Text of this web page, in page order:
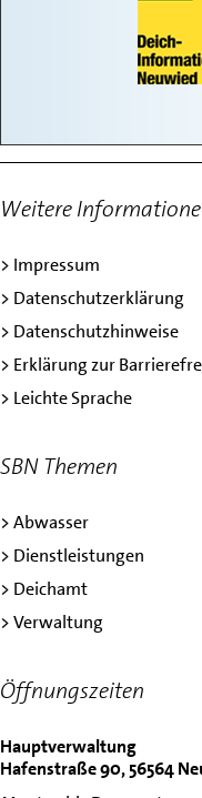
Weitere
> Impressum
> Datenschutzerklärung
> Datenschutzhinweise
> Erklärung zur
> Leichte Sprache
SBN Themen
> Abwasser
> Dienstleistungen
> Deichamt
> Verwaltung
Öffnungszeiten
Hauptverwaltung
Hafenstraße 90, 56564